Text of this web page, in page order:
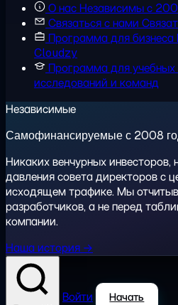
О насНезависимы с
Связаться с нами
Программа для бизнеса
Cloudzy
Программа для учебных
исследований и команд
Независимые
Самофинансируемые с 2008
Никаких венчурных инвесторов,
давления совета директоров с
исходящем трафике. Мы
разработчиков, а не перед
компании.
Наша история →
Войти Начать